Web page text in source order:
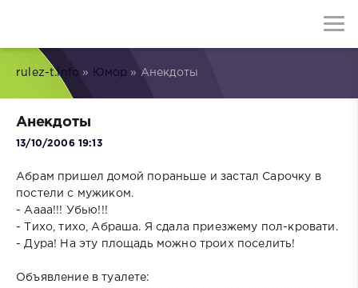
rulez-t.info » Юмор » Анекдоты
Анекдоты
13/10/2006 19:13
Абрам пришел домой пораньше и застал Сарочку в
постели с мужиком.
- Аааа!!! Убью!!!
- Тихо, тихо, Абраша. Я сдала приезжему пол-кровати.
- Дура! На эту площадь можно троих поселить!
Объявление в туалете: